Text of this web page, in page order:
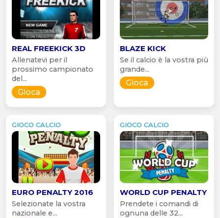
REAL FREEKICK 3D
Allenatevi per il
prossimo campionato
del...
Gioca
BLAZE KICK
Se il calcio è la vostra più
grande...
Gioca
GIOCO CALCIO
EURO PENALTY 2016
Selezionate la vostra
nazionale e...
GIOCO CALCIO
WORLD CUP PENALTY
Prendete i comandi di
ognuna delle 32...